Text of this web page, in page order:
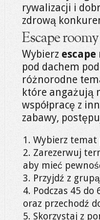
rywalizacji i
zdrową
Escape
Wybierz escape
pod dachem
różnorodne
które angażują
współpracę z
zabawy,
Wybierz temat
Zarezerwuj
aby mieć
Przyjdź z
Podczas 45
oraz przechodź
Skorzystaj z